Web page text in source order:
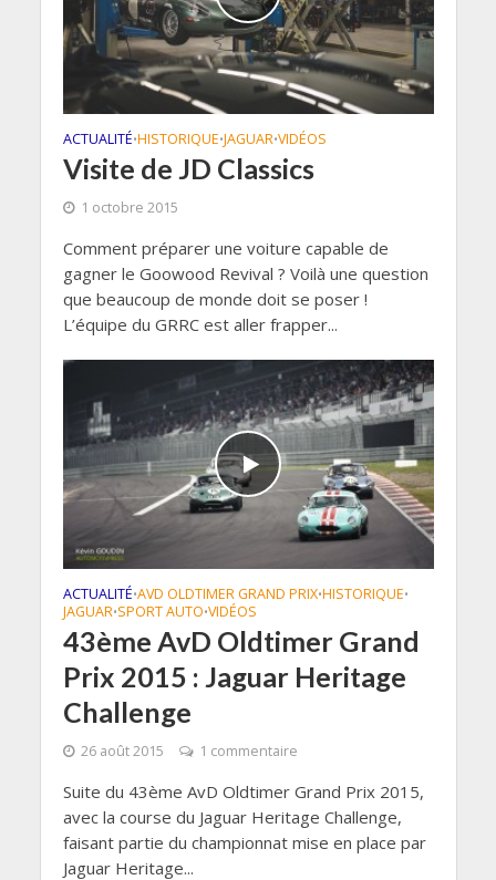
ACTUALITÉ•HISTORIQUE•JAGUAR•VIDÉOS
Visite de JD Classics
1 octobre 2015
Comment préparer une voiture capable de
gagner le Goowood Revival ? Voilà une question
que beaucoup de monde doit se poser !
L’équipe du GRRC est aller frapper...
ACTUALITÉ•AVD OLDTIMER GRAND PRIX•HISTORIQUE•
JAGUAR•SPORT AUTO•VIDÉOS
43ème AvD Oldtimer Grand
Prix 2015 : Jaguar Heritage
Challenge
26 août 2015 1 commentaire
Suite du 43ème AvD Oldtimer Grand Prix 2015,
avec la course du Jaguar Heritage Challenge,
faisant partie du championnat mise en place par
Jaguar Heritage...